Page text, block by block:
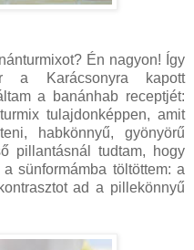
Én nagyon! Így
a Karácsonyra kapott
a banánhab receptjét:
tulajdonképpen, amit
habkönnyű, gyönyörű
pillantásnál tudtam, hogy
sünformámba töltöttem: a
ad a pillekönnyű